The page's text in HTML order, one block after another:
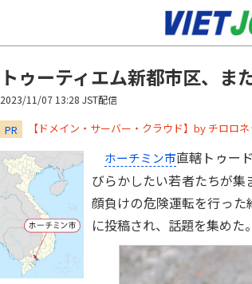
トゥーティエム新都市区、ま
2023/11/07 13:28 JST配信
PR 【ドメイン・サーバー・クラウド】by チロロネ
ホーチミン市直轄トゥー
びらかしたい若者たちが
顔負けの危険運転を行っ
に投稿され、話題を集めた。